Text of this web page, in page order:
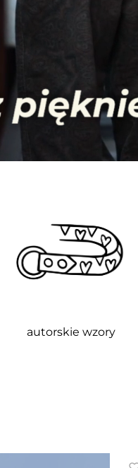
autorskie wzory